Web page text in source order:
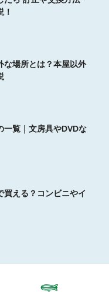
な場所とは？本屋以外
一覧｜文房具やDVDな
買える？コンビニやイ